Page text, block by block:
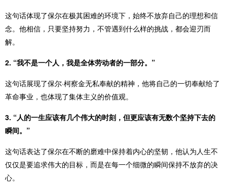
这句话体现了保尔在极其困难的环境下，始终不放弃自己的理想和信
念。他相信，只要坚持努力，不管遇到什么样的挑战，都会迎刃而
解。
2. “我不是一个人，我是全体劳动者的一部分。”
这句话展现了保尔·柯察金无私奉献的精神，他将自己的一切奉献给了
革命事业，也体现了集体主义的价值观。
3. “人的一生应该有几个伟大的时刻，但更应该有无数个坚持下去的
瞬间。”
这句话表达了保尔在不断的磨难中保持着内心的坚韧，他认为人生不
仅仅是要追求伟大的目标，而是在每一个细微的瞬间保持不放弃的决
心。